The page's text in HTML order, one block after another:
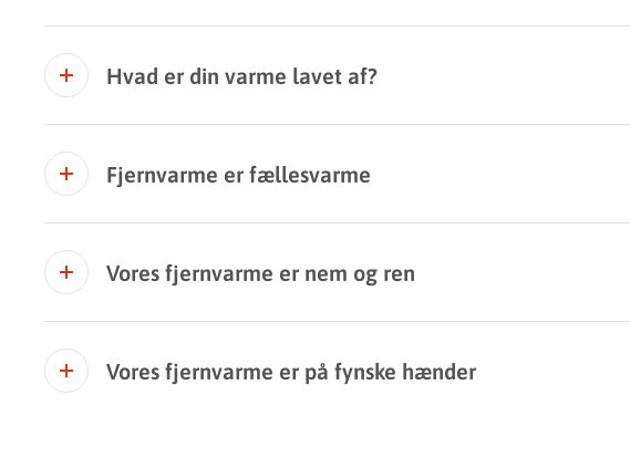
Hvad er din varme lavet af?
Fjernvarme er fællesvarme
Vores fjernvarme er nem og ren
Vores fjernvarme er på fynske hænder